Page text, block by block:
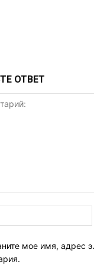
ОТВЕТ
мое имя, адрес